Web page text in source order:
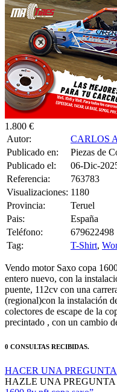
1.800 €
Autor:
CARLOS
Publicado en:
Piezas de
Publicado el:
06-Dic-
Referencia:
763783
Visualizaciones: 1180
Provincia:
Teruel
Pais:
España
Teléfono:
679622498
Tag:
T-Shirt,
Vendo motor Saxo copa
entero nuevo, con la
puente, 112cv con una
(regional)con la instalación
colectores de escape de la
precintado , con un cambio
0 CONSULTAS RECIBIDAS.
HACER UNA PREGUNTA
HAZLE UNA PREGUNTA